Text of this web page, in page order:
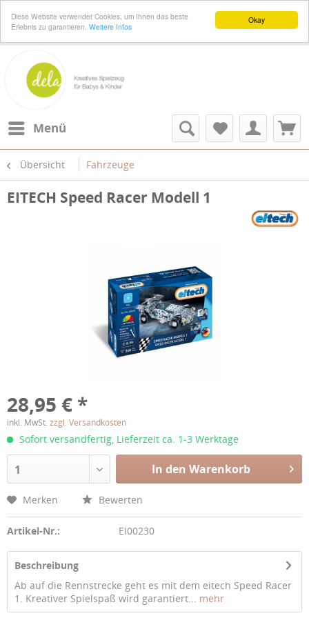
Okay
Diese Website verwendet Cookies, um Ihnen das beste
Erlebnis zu garantieren. Weitere Infos
Menü
Übersicht Fahrzeuge
EITECH Speed Racer Modell 1
28,95 € *
inkl. MwSt. zzgl. Versandkosten
Sofort versandfertig, Lieferzeit ca. 1-3 Werktage
1 In den Warenkorb
Merken Bewerten
Artikel-Nr.: EI00230
Beschreibung
Ab auf die Rennstrecke geht es mit dem eitech Speed Racer
1. Kreativer Spielspaß wird garantiert... mehr